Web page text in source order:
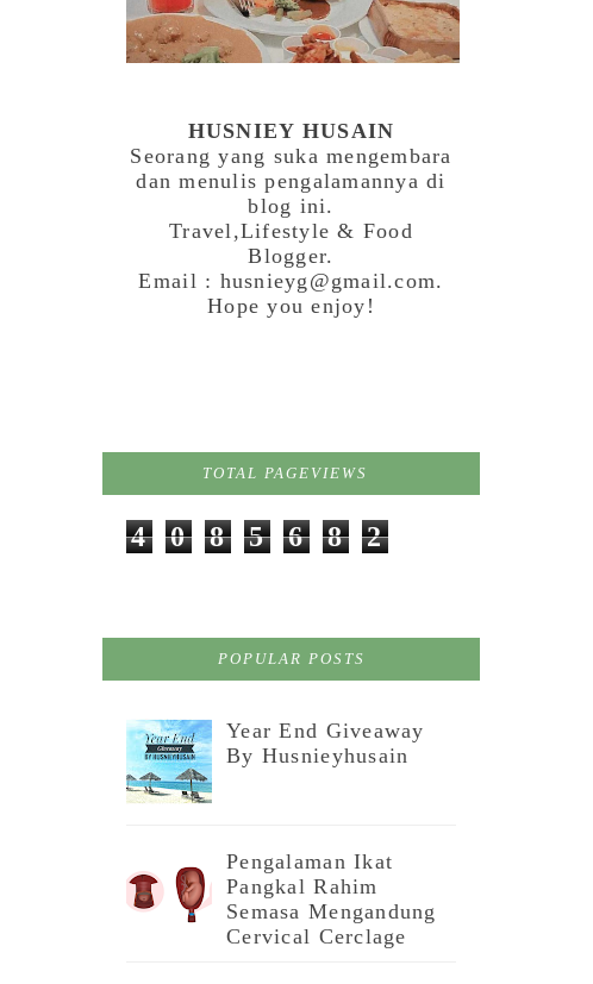
HUSNIEY HUSAIN
Seorang yang suka mengembara
dan menulis pengalamannya di
blog ini.
Travel,Lifestyle & Food
Blogger.
Email : husnieyg@gmail.com.
Hope you enjoy!
TOTAL PAGEVIEWS
4 0 8 5 6 8 2
POPULAR POSTS
Year End Giveaway
By Husnieyhusain
Pengalaman Ikat
Pangkal Rahim
Semasa Mengandung
Cervical Cerclage